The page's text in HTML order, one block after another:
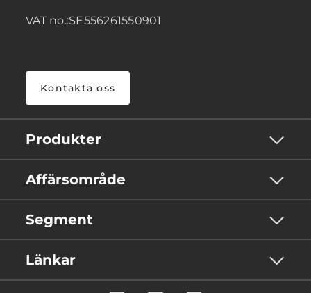
VAT no.:SE556261550901
Kontakta oss
Produkter
Affärsområde
Segment
Länkar